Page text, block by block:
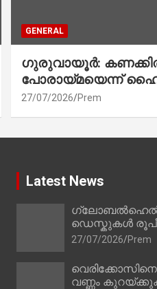
GENERAL
ഗുരുവായൂർ:
പോരായ്മയെന്ന്
27/07/2026 Prem
Latest News
ഡെസ്കുകൾ
27/07/2026 Prem
വണ്ണം